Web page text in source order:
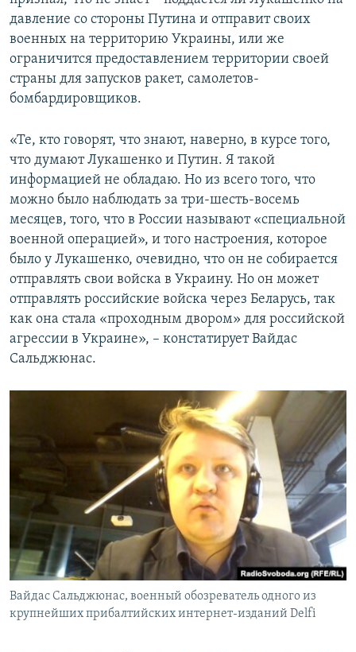
давление со стороны Путина и отправит своих
военных на территорию Украины, или же
ограничится предоставлением территории своей
страны для запусков ракет, самолетов-
бомбардировщиков.
«Те, кто говорят, что знают, наверно, в курсе того,
что думают Лукашенко и Путин. Я такой
информацией не обладаю. Но из всего того, что
можно было наблюдать за три-шесть-восемь
месяцев, того, что в России называют «специальной
военной операцией», и того настроения, которое
было у Лукашенко, очевидно, что он не собирается
отправлять свои войска в Украину. Но он может
отправлять российские войска через Беларусь, так
как она стала «проходным двором» для российской
агрессии в Украине», – констатирует Вайдас
Сальджюнас.
Вайдас Сальджюнас, военный обозреватель одного из
крупнейших прибалтийских интернет-изданий Delfi